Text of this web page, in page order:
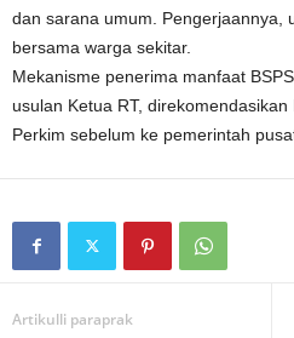
dan sarana umum. Pengerjaannya,
bersama warga sekitar.
Mekanisme penerima manfaat
usulan Ketua RT,
Perkim sebelum ke pemerintah
Artikulli paraprak